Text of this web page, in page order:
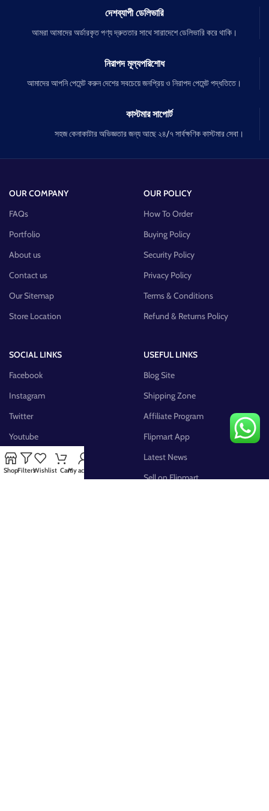
দেশব্যাপী ডেলিভারি
আমরা আমাদের অর্ডারকৃত পণ্য দ্রুততার সাথে সারাদেশে ডেলিভারি করে থাকি।
নিরাপদ মূল্যপরিশোধ
আমাদের আপনি পেমেন্ট করুন দেশের সবচেয়ে জনপ্রিয় ও নিরাপদ পেমেন্ট পদ্ধতিতে।
কাস্টমার সাপোর্ট
সহজ কেনাকাটার অভিজ্ঞতার জন্য আছে ২৪/৭ সার্বক্ষণিক কাস্টমার সেবা।
OUR COMPANY
FAQs
Portfolio
About us
Contact us
Our Sitemap
Store Location
OUR POLICY
How To Order
Buying Policy
Security Policy
Privacy Policy
Terms & Conditions
Refund & Returns Policy
SOCIAL LINKS
Facebook
Instagram
Twitter
Youtube
Pinterest
FB Group
USEFUL LINKS
Blog Site
Shipping Zone
Affiliate Program
Flipmart App
Latest News
Sell on Flipmart
ShopFiltersWishlist CartMy account